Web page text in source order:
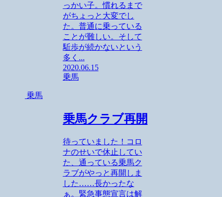
っかい子。慣れるまで
がちょっと大変でし
た。普通に乗っている
ことが難しい。そして
駈歩が続かないという
多く...
2020.06.15
乗馬
乗馬
乗馬クラブ再開
待っていました！コロ
ナのせいで休止してい
た、通っている乗馬ク
ラブがやっと再開しま
した……長かったな
ぁ。緊急事態宣言は解